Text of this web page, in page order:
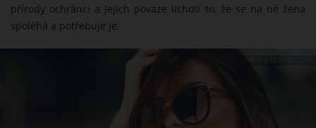
přírody ochránci a jejich povaze lichotí to, že se na ně žena
spoléhá a potřebuje je.